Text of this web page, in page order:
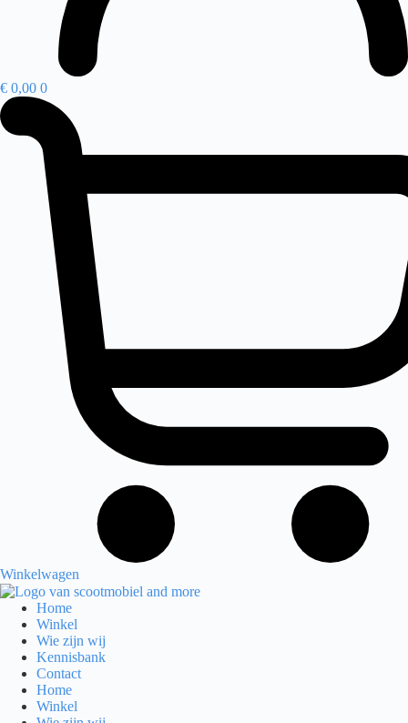
€ 0,00 0
Winkelwagen
Home
Winkel
Wie zijn wij
Kennisbank
Contact
Home
Winkel